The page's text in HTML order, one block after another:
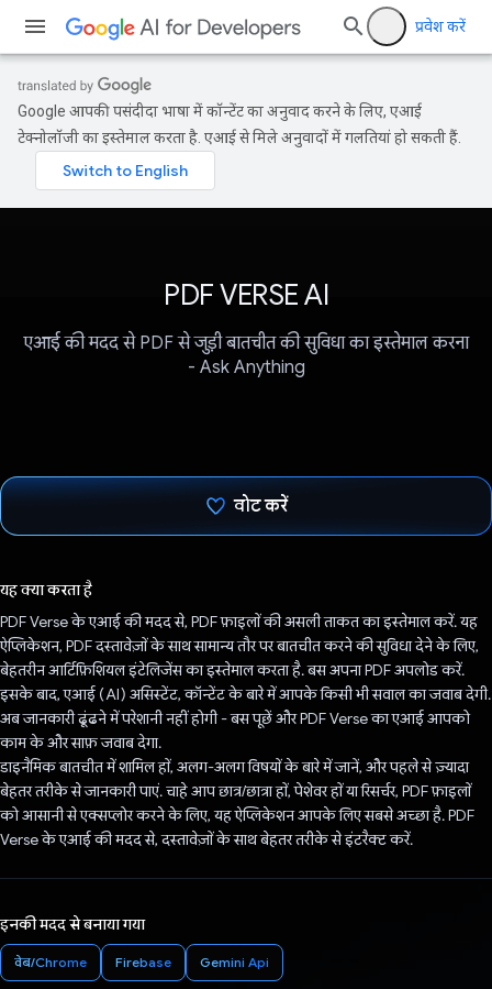
प्रवेश करें
Google आपकी पसंदीदा भाषा में कॉन्टेंट का अनुवाद करने के लिए, एआई
टेक्नोलॉजी का इस्तेमाल करता है. एआई से मिले अनुवादों में गलतियां हो सकती हैं.
PDF VERSE AI
एआई की मदद से PDF से जुड़ी बातचीत की सुविधा का इस्तेमाल करना
- Ask Anything
वोट करें
यह क्या करता है
PDF Verse के एआई की मदद से, PDF फ़ाइलों की असली ताकत का इस्तेमाल करें. यह
ऐप्लिकेशन, PDF दस्तावेज़ों के साथ सामान्य तौर पर बातचीत करने की सुविधा देने के लिए,
बेहतरीन आर्टिफ़िशियल इंटेलिजेंस का इस्तेमाल करता है. बस अपना PDF अपलोड करें.
इसके बाद, एआई (AI) असिस्टेंट, कॉन्टेंट के बारे में आपके किसी भी सवाल का जवाब देगी.
अब जानकारी ढूंढने में परेशानी नहीं होगी - बस पूछें और PDF Verse का एआई आपको
काम के और साफ़ जवाब देगा.
डाइनैमिक बातचीत में शामिल हों, अलग-अलग विषयों के बारे में जानें, और पहले से ज़्यादा
बेहतर तरीके से जानकारी पाएं. चाहे आप छात्र/छात्रा हों, पेशेवर हों या रिसर्चर, PDF फ़ाइलों
को आसानी से एक्सप्लोर करने के लिए, यह ऐप्लिकेशन आपके लिए सबसे अच्छा है. PDF
Verse के एआई की मदद से, दस्तावेज़ों के साथ बेहतर तरीके से इंटरैक्ट करें.
इनकी मदद से बनाया गया
वेब/Chrome Firebase Gemini Api